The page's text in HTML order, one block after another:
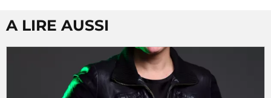
A LIRE AUSSI